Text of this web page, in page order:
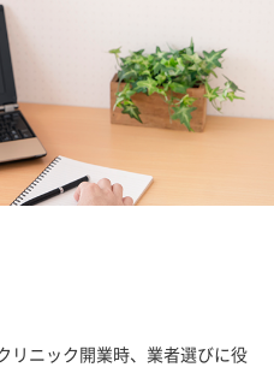
リニック開業時、業者選びに役